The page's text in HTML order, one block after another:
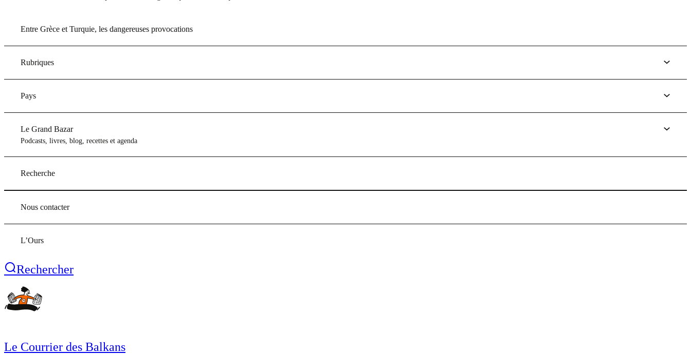
Entre Grèce et Turquie, les dangereuses provocations
Rubriques
Pays
Le Grand Bazar
Podcasts, livres, blog, recettes et agenda
Recherche
Nous contacter
L’Ours
Rechercher
Le Courrier des Balkans